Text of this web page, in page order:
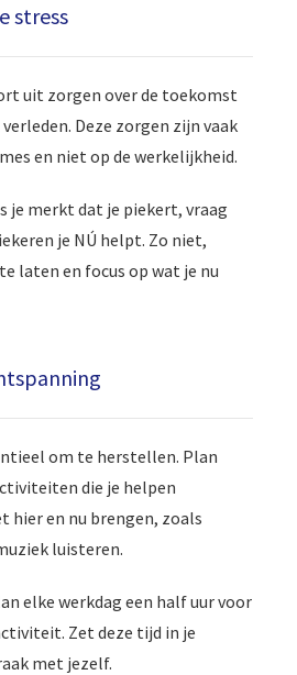
stress
uit zorgen over de toekomst
Deze zorgen zijn vaak
en niet op de werkelijkheid.
je merkt dat je piekert, vraag
je NÚ helpt. Zo niet,
laten en focus op wat je nu
om te herstellen. Plan
die je helpen
hier en nu brengen, zoals
luisteren.
elke werkdag een half uur voor
Zet deze tijd in je
met jezelf.